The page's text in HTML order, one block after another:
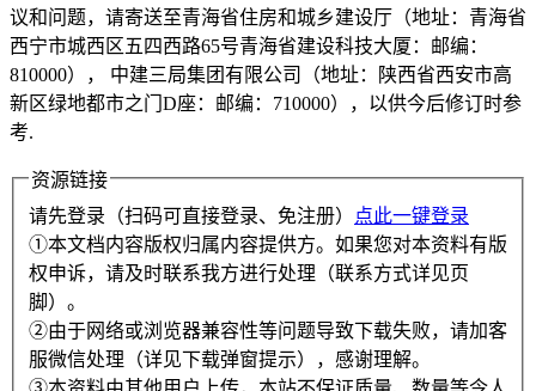
议和问题，请寄送至青海省住房和城乡建设厅（地址：青海省
西宁市城西区五四西路65号青海省建设科技大厦：邮编：
810000）， 中建三局集团有限公司（地址：陕西省西安市高
新区绿地都市之门D座：邮编：710000），以供今后修订时参
考.
资源链接
请先登录（扫码可直接登录、免注册）
点此一键登录
①本文档内容版权归属内容提供方。如果您对本资料有版
权申诉，请及时联系我方进行处理（联系方式详见页
脚）。
②由于网络或浏览器兼容性等问题导致下载失败，请加客
服微信处理（详见下载弹窗提示），感谢理解。